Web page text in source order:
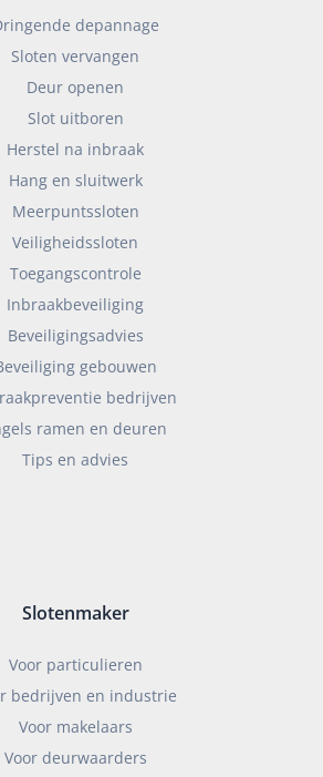
depannage
Sloten vervangen
Deur openen
Slot uitboren
Herstel na inbraak
Hang en sluitwerk
Meerpuntssloten
Veiligheidssloten
Toegangscontrole
Inbraakbeveiliging
Beveiligingsadvies
gebouwen
bedrijven
ramen en deuren
Tips en advies
Slotenmaker
Voor particulieren
bedrijven en industrie
Voor makelaars
Voor deurwaarders